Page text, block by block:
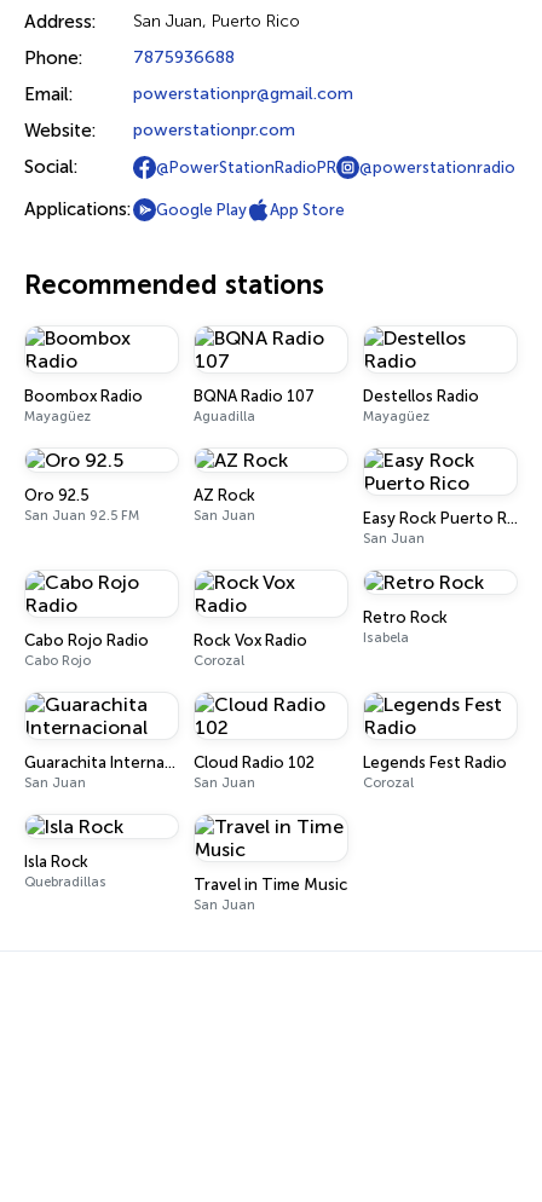
Address: San Juan, Puerto Rico
Phone: 7875936688
Email: powerstationpr@gmail.com
Website: powerstationpr.com
Social: @PowerStationRadioPR @powerstationradio
Applications: Google Play App Store
Recommended stations
Boombox Radio
Mayagüez
BQNA Radio 107
Aguadilla
Destellos Radio
Mayagüez
Oro 92.5
San Juan 92.5 FM
AZ Rock
San Juan Easy Rock Puerto Rico
San Juan
Cabo Rojo Radio
Cabo Rojo
Rock Vox Radio
Corozal
Retro Rock
Isabela
Guarachita Internacional
San Juan
Cloud Radio 102
San Juan
Legends Fest Radio
Corozal
Isla Rock
Quebradillas Travel in Time Music
San Juan